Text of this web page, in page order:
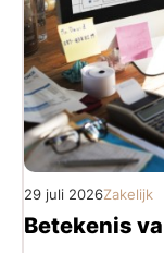
29 juli 2026Zakelijk
Betekenis